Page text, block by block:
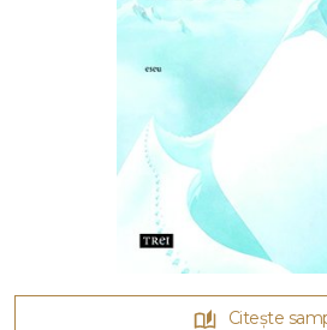
Citește